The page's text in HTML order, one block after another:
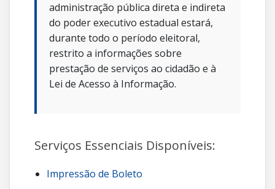
administração pública direta e indireta
do poder executivo estadual estará,
durante todo o período eleitoral,
restrito a informações sobre
prestação de serviços ao cidadão e à
Lei de Acesso à Informação.
Serviços Essenciais Disponíveis:
Impressão de Boleto